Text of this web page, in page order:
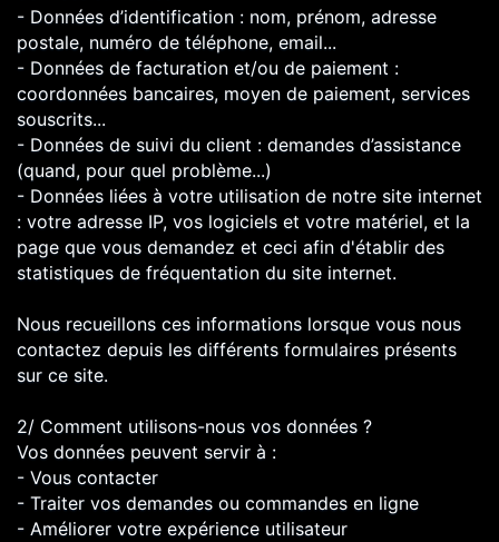
- Données d’identification : nom, prénom, adresse
postale, numéro de téléphone, email...
- Données de facturation et/ou de paiement :
coordonnées bancaires, moyen de paiement, services
souscrits...
- Données de suivi du client : demandes d’assistance
(quand, pour quel problème...)
- Données liées à votre utilisation de notre site internet
: votre adresse IP, vos logiciels et votre matériel, et la
page que vous demandez et ceci afin d'établir des
statistiques de fréquentation du site internet.
Nous recueillons ces informations lorsque vous nous
contactez depuis les différents formulaires présents
sur ce site.
2/ Comment utilisons-nous vos données ?
Vos données peuvent servir à :
- Vous contacter
- Traiter vos demandes ou commandes en ligne
- Améliorer votre expérience utilisateur